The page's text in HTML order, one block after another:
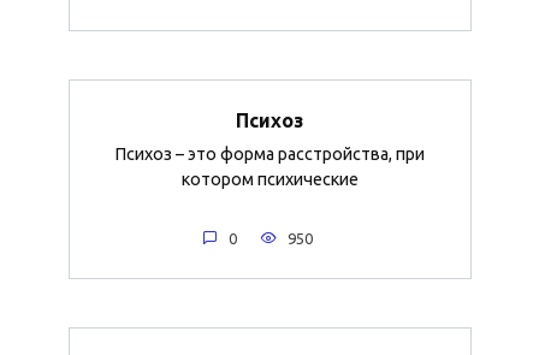
Психоз
Психоз – это форма расстройства, при
котором психические
0 950